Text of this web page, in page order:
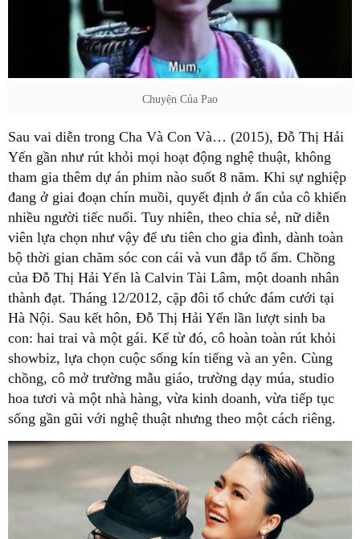
Chuyện Của Pao
Sau vai diễn trong Cha Và Con Và… (2015), Đỗ Thị Hải
Yến gần như rút khỏi mọi hoạt động nghệ thuật, không
tham gia thêm dự án phim nào suốt 8 năm. Khi sự nghiệp
đang ở giai đoạn chín muồi, quyết định ở ẩn của cô khiến
nhiều người tiếc nuối. Tuy nhiên, theo chia sẻ, nữ diễn
viên lựa chọn như vậy để ưu tiên cho gia đình, dành toàn
bộ thời gian chăm sóc con cái và vun đắp tổ ấm. Chồng
của Đỗ Thị Hải Yến là Calvin Tài Lâm, một doanh nhân
thành đạt. Tháng 12/2012, cặp đôi tổ chức đám cưới tại
Hà Nội. Sau kết hôn, Đỗ Thị Hải Yến lần lượt sinh ba
con: hai trai và một gái. Kể từ đó, cô hoàn toàn rút khỏi
showbiz, lựa chọn cuộc sống kín tiếng và an yên. Cùng
chồng, cô mở trường mẫu giáo, trường dạy múa, studio
hoa tươi và một nhà hàng, vừa kinh doanh, vừa tiếp tục
sống gần gũi với nghệ thuật nhưng theo một cách riêng.